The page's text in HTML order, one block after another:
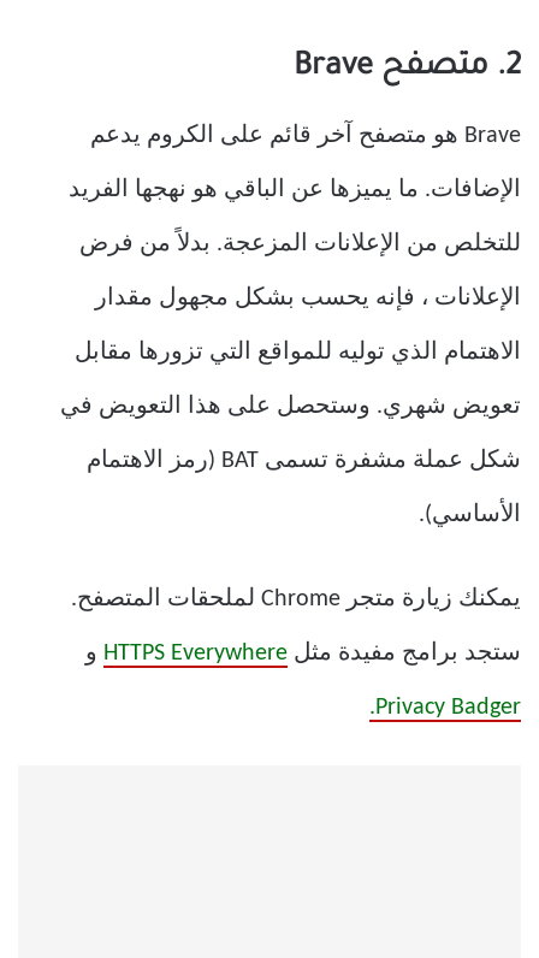
2. متصفح Brave
Brave هو متصفح آخر قائم على الكروم يدعم
الإضافات. ما يميزها عن الباقي هو نهجها الفريد
للتخلص من الإعلانات المزعجة. بدلاً من فرض
الإعلانات ، فإنه يحسب بشكل مجهول مقدار
الاهتمام الذي توليه للمواقع التي تزورها مقابل
تعويض شهري. وستحصل على هذا التعويض في
شكل عملة مشفرة تسمى BAT (رمز الاهتمام
الأساسي).
يمكنك زيارة متجر Chrome لملحقات المتصفح.
ستجد برامج مفيدة مثل HTTPS Everywhere و
Privacy Badger.